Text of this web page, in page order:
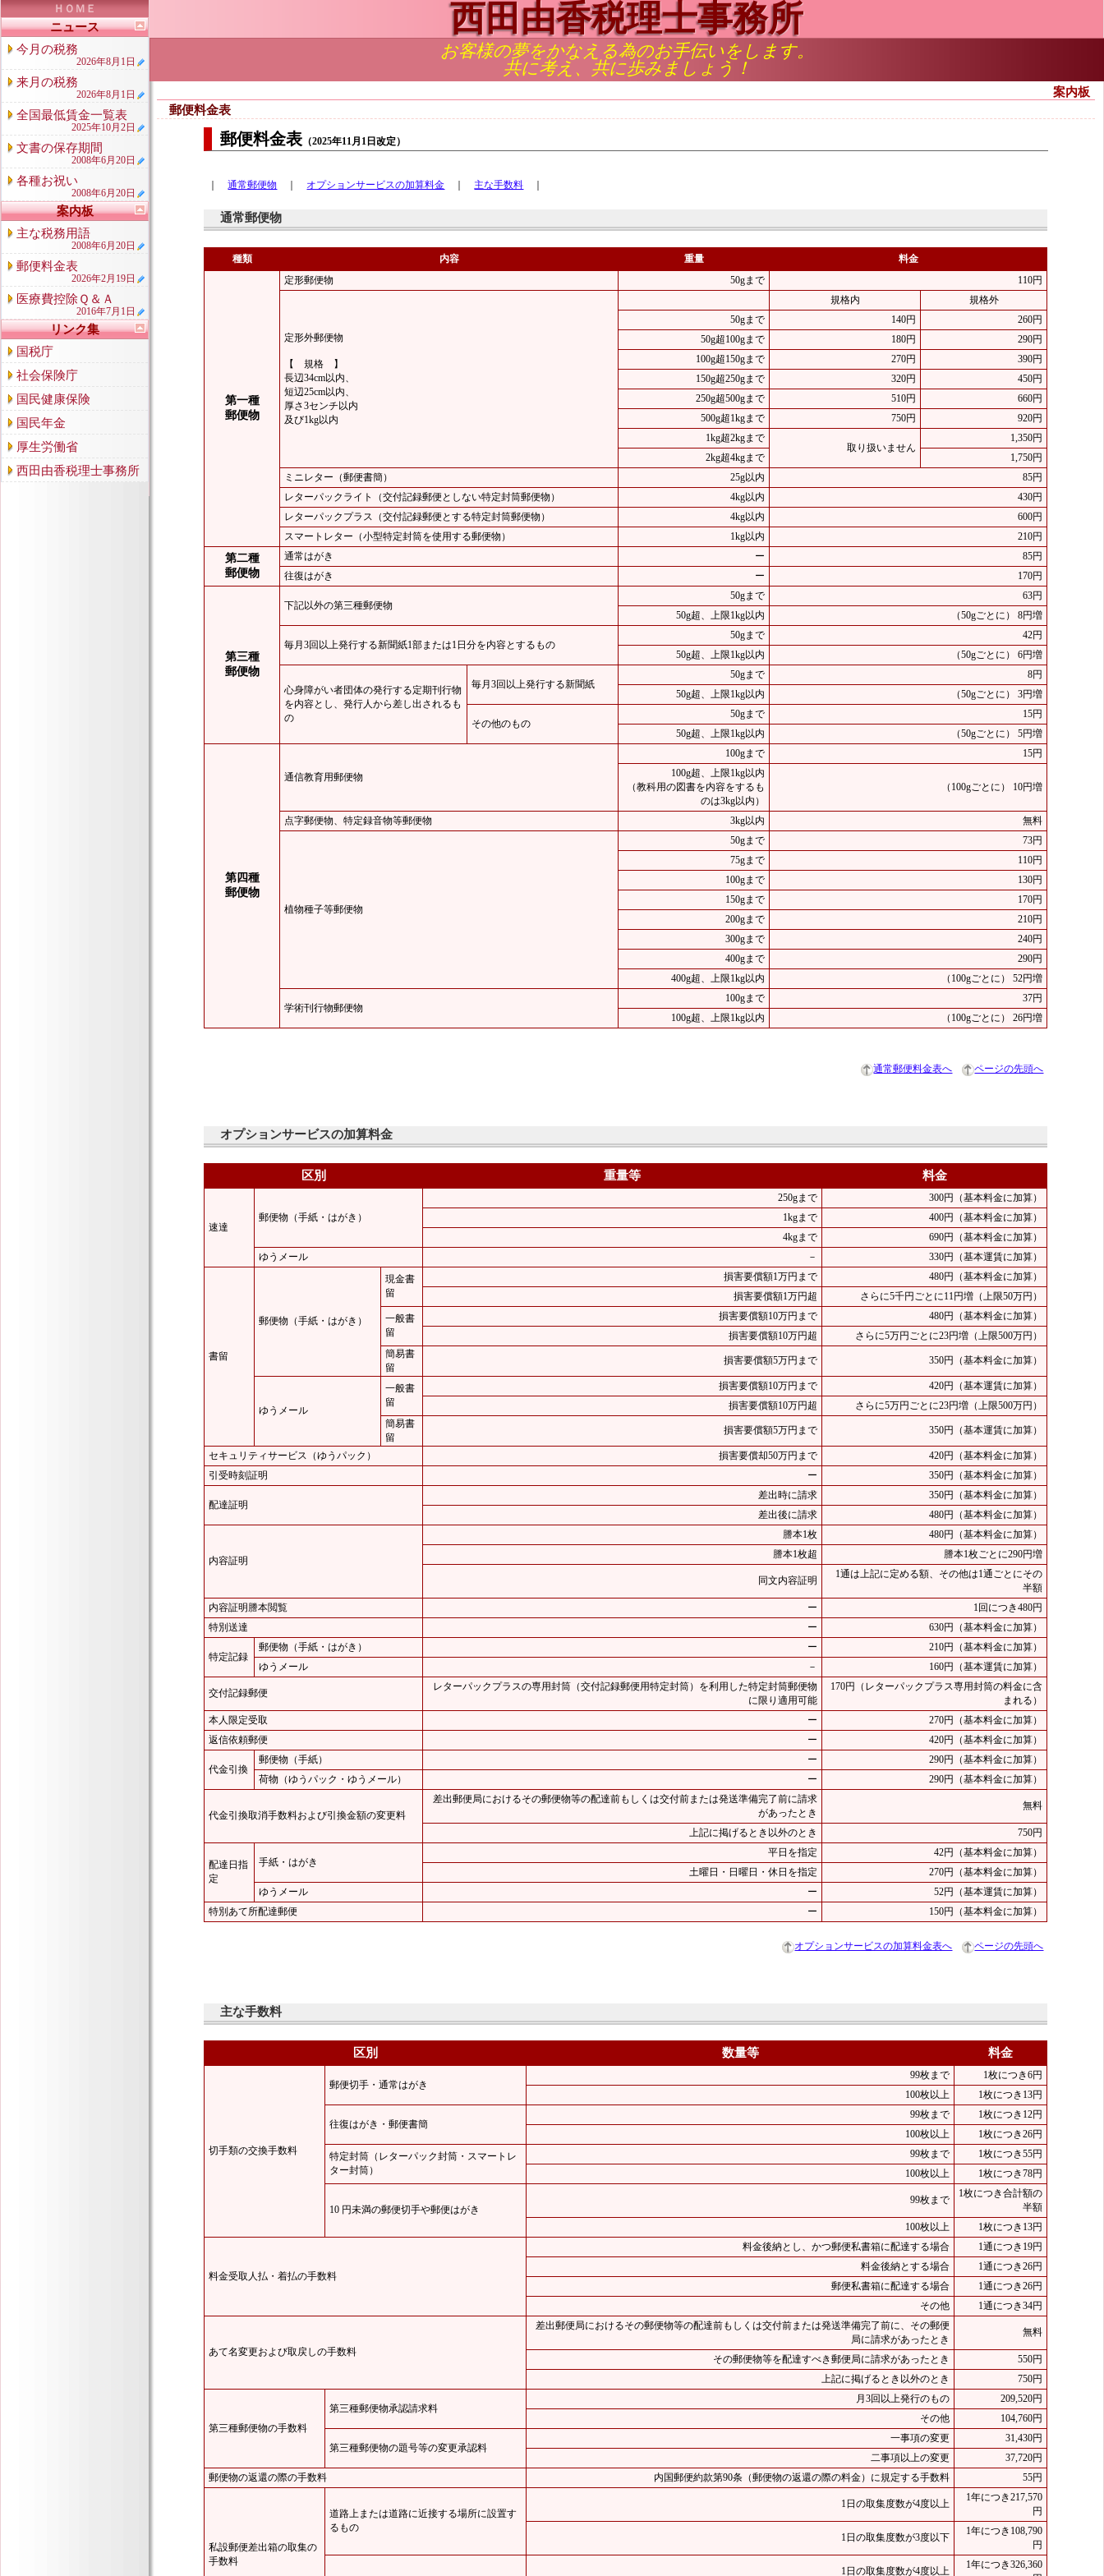
西田由香税理士事務所
お客様の夢をかなえる為のお手伝いをします。
共に考え、共に歩みましょう！
ＨＯＭＥ
ニュース
今月の税務
2026年8月1日
来月の税務
2026年8月1日
全国最低賃金一覧表
2025年10月2日
文書の保存期間
2008年6月20日
各種お祝い
2008年6月20日
案内板
主な税務用語
2008年6月20日
郵便料金表
2026年2月19日
医療費控除Ｑ＆Ａ
2016年7月1日
リンク集
国税庁
社会保険庁
国民健康保険
国民年金
厚生労働省
西田由香税理士事務所
案内板
郵便料金表
郵便料金表 （2025年11月1日改定）
｜通常郵便物 オプションサービスの加算料金 主な手数料
通常郵便物
種類 内容 重量 料金
第一種
郵便物
定形郵便物 50gまで 110円
定形外郵便物
【 規格 】
長辺34cm以内、
短辺25cm以内、
厚さ3センチ以内
及び1kg以内
規格内
規格外
50gまで
140円
260円
50g超100gまで
180円
290円
100g超150gまで
270円
390円
150g超250gまで
320円
450円
250g超500gまで
510円
660円
500g超1kgまで
750円
920円
1kg超2kgまで
取り扱いません
1,350円
2kg超4kgまで
1,750円
ミニレター（郵便書簡）
25g以内
85円
レターパックライト（交付記録郵便としない特定封筒郵便物）
4kg以内
430円
レターパックプラス（交付記録郵便とする特定封筒郵便物）
4kg以内
600円
スマートレター（小型特定封筒を使用する郵便物）
1kg以内 210円
第二種
郵便物
通常はがき ー
85円
往復はがき
ー 170円
第三種
郵便物
下記以外の第三種郵便物
50gまで
63円
50g超、上限1kg以内
（50gごとに） 8円増
毎月3回以上発行する新聞紙1部または1日分を内容とするもの
50gまで
42円
50g超、上限1kg以内
（50gごとに） 6円増
心身障がい者団体の発行する定期刊行物
を内容とし、発行人から差し出されるも
の
毎月3回以上発行する新聞紙
50gまで
8円
50g超、上限1kg以内
（50gごとに） 3円増
その他のもの
50gまで
15円
50g超、上限1kg以内
（50gごとに） 5円増
第四種
郵便物
通信教育用郵便物
100gまで
15円
100g超、上限1kg以内
（教科用の図書を内容をするも
のは3kg以内）
（100gごとに） 10円増
点字郵便物、特定録音物等郵便物 3kg以内 無料
植物種子等郵便物
50gまで
73円
75gまで
110円
100gまで
130円
150gまで
170円
200gまで
210円
300gまで
240円
400gまで
290円
400g超、上限1kg以内
（100gごとに） 52円増
学術刊行物郵便物
100gまで
37円
100g超、上限1kg以内
（100gごとに） 26円増
通常郵便料金表へ ページの先頭へ
オプションサービスの加算料金
区別 重量等 料金
速達
郵便物（手紙・はがき）
250gまで
300円（基本料金に加算）
1kgまで
400円（基本料金に加算）
4kgまで
690円（基本料金に加算）
ゆうメール
－ 330円（基本運賃に加算）
書留
郵便物（手紙・はがき）
現金書
留
損害要償額1万円まで
480円（基本料金に加算）
損害要償額1万円超
さらに5千円ごとに11円増（上限50万円）
一般書
留
損害要償額10万円まで
480円（基本料金に加算）
損害要償額10万円超
さらに5万円ごとに23円増（上限500万円）
簡易書
留
損害要償額5万円まで 350円（基本料金に加算）
ゆうメール
一般書
留
損害要償額10万円まで
420円（基本運賃に加算）
損害要償額10万円超
さらに5万円ごとに23円増（上限500万円）
簡易書
留
損害要償額5万円まで 350円（基本運賃に加算）
セキュリティサービス（ゆうパック） 損害要償却50万円まで
420円（基本料金に加算）
引受時刻証明
ー 350円（基本料金に加算）
配達証明
差出時に請求
350円（基本料金に加算）
差出後に請求
480円（基本料金に加算）
内容証明
謄本1枚
480円（基本料金に加算）
謄本1枚超
謄本1枚ごとに290円増
同文内容証明
1通は上記に定める額、その他は1通ごとにその
半額
内容証明謄本閲覧
ー
1回につき480円
特別送達
ー 630円（基本料金に加算）
特定記録
郵便物（手紙・はがき） ー
210円（基本料金に加算）
ゆうメール
－ 160円（基本運賃に加算）
交付記録郵便
レターパックプラスの専用封筒（交付記録郵便用特定封筒）を利用した特定封筒郵便物
に限り適用可能
170円（レターパックプラス専用封筒の料金に含
まれる）
本人限定受取
ー
270円（基本料金に加算）
返信依頼郵便
ー 420円（基本料金に加算）
代金引換
郵便物（手紙） ー
290円（基本料金に加算）
荷物（ゆうパック・ゆうメール）
ー 290円（基本料金に加算）
代金引換取消手数料および引換金額の変更料
差出郵便局におけるその郵便物等の配達前もしくは交付前または発送準備完了前に請求
があったとき
無料
上記に掲げるとき以外のとき 750円
配達日指
定
手紙・はがき
平日を指定
42円（基本料金に加算）
土曜日・日曜日・休日を指定
270円（基本料金に加算）
ゆうメール
ー
52円（基本運賃に加算）
特別あて所配達郵便
ー 150円（基本料金に加算）
オプションサービスの加算料金表へ ページの先頭へ
主な手数料
区別 数量等 料金
切手類の交換手数料
郵便切手・通常はがき
99枚まで
1枚につき6円
100枚以上
1枚につき13円
往復はがき・郵便書簡
99枚まで
1枚につき12円
100枚以上
1枚につき26円
特定封筒（レターパック封筒・スマートレ
ター封筒）
99枚まで
1枚につき55円
100枚以上
1枚につき78円
10 円未満の郵便切手や郵便はがき
99枚まで
1枚につき合計額の
半額
100枚以上
1枚につき13円
料金受取人払・着払の手数料
料金後納とし、かつ郵便私書箱に配達する場合
1通につき19円
料金後納とする場合
1通につき26円
郵便私書箱に配達する場合
1通につき26円
その他
1通につき34円
あて名変更および取戻しの手数料
差出郵便局におけるその郵便物等の配達前もしくは交付前または発送準備完了前に、その郵便
局に請求があったとき
無料
その郵便物等を配達すべき郵便局に請求があったとき
550円
上記に掲げるとき以外のとき
750円
第三種郵便物の手数料
第三種郵便物承認請求料
月3回以上発行のもの
209,520円
その他
104,760円
第三種郵便物の題号等の変更承認料
一事項の変更
31,430円
二事項以上の変更
37,720円
郵便物の返還の際の手数料
内国郵便約款第90条（郵便物の返還の際の料金）に規定する手数料 55円
私設郵便差出箱の取集の
手数料
道路上または道路に近接する場所に設置す
るもの
1日の取集度数が4度以上
1年につき217,570
円
1日の取集度数が3度以下
1年につき108,790
円
1日の取集度数が4度以上
1年につき326,360